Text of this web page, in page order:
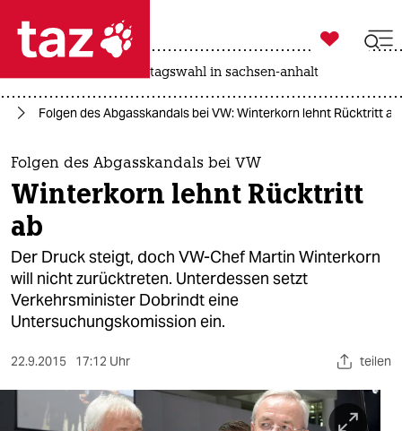
 taz zahl ich
taz zahl ich
themen
politik
öko
gesellschaft
kultur
sport

taz zahl ich
landtagswahl in sachsen-anhalt
Folgen des Abgasskandals bei VW: Winterkorn lehnt Rücktritt ab
Folgen des Abgasskandals bei VW
Winterkorn lehnt Rücktritt
ab
Der Druck steigt, doch VW-Chef Martin Winterkorn
will nicht zurücktreten. Unterdessen setzt
Verkehrsminister Dobrindt eine
Untersuchungskomission ein.
22.9.2015 17:12 Uhr teilen